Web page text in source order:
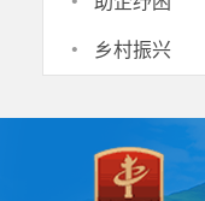
· 乡村振兴